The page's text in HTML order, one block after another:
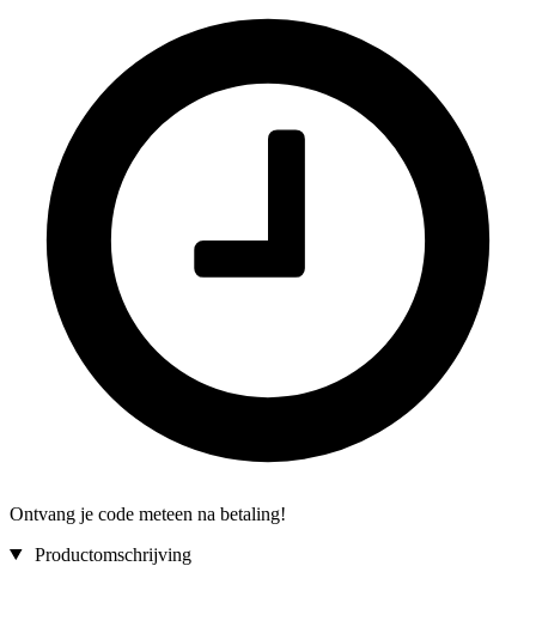
Ontvang je code meteen na betaling!
Productomschrijving